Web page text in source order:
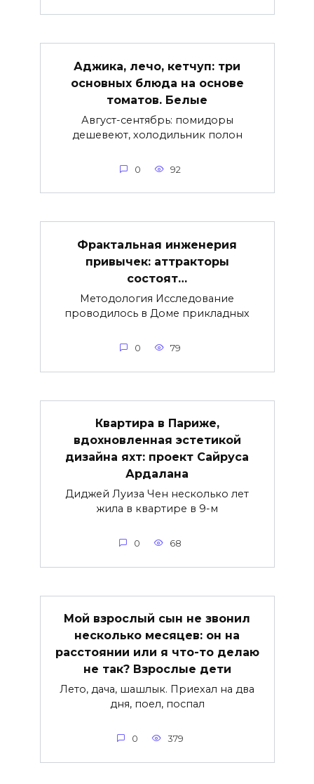
Аджика, лечо, кетчуп: три
основных блюда на основе
томатов. Белые
Август-сентябрь: помидоры
дешевеют, холодильник полон
0 92
Фрактальная инженерия
привычек: аттракторы
состоят…
Методология Исследование
проводилось в Доме прикладных
0 79
Квартира в Париже,
вдохновленная эстетикой
дизайна яхт: проект Сайруса
Ардалана
Диджей Луиза Чен несколько лет
жила в квартире в 9-м
0 68
Мой взрослый сын не звонил
несколько месяцев: он на
расстоянии или я что-то делаю
не так? Взрослые дети
Лето, дача, шашлык. Приехал на два
дня, поел, поспал
0 379